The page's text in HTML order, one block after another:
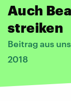
Auch
streiken
Beitrag aus
2018